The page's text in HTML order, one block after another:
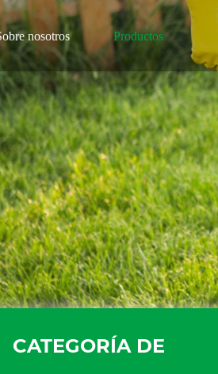
nosotros Productos
CATEGORÍA DE